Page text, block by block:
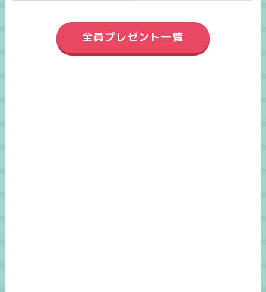
全員プレゼント一覧